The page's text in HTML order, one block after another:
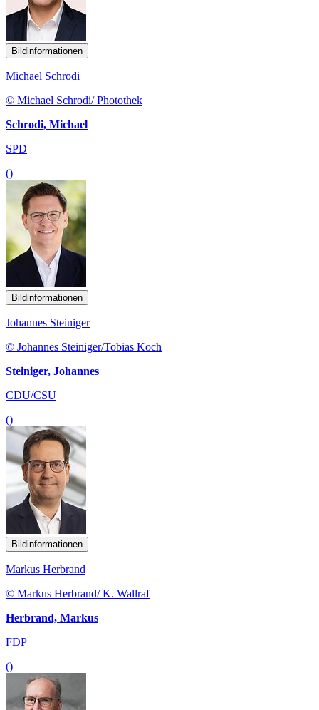
Bildinformationen
Michael Schrodi
© Michael Schrodi/ Photothek
Schrodi, Michael
SPD
()
Bildinformationen
Johannes Steiniger
© Johannes Steiniger/Tobias Koch
Steiniger, Johannes
CDU/CSU
()
Bildinformationen
Markus Herbrand
© Markus Herbrand/ K. Wallraf
Herbrand, Markus
FDP
()